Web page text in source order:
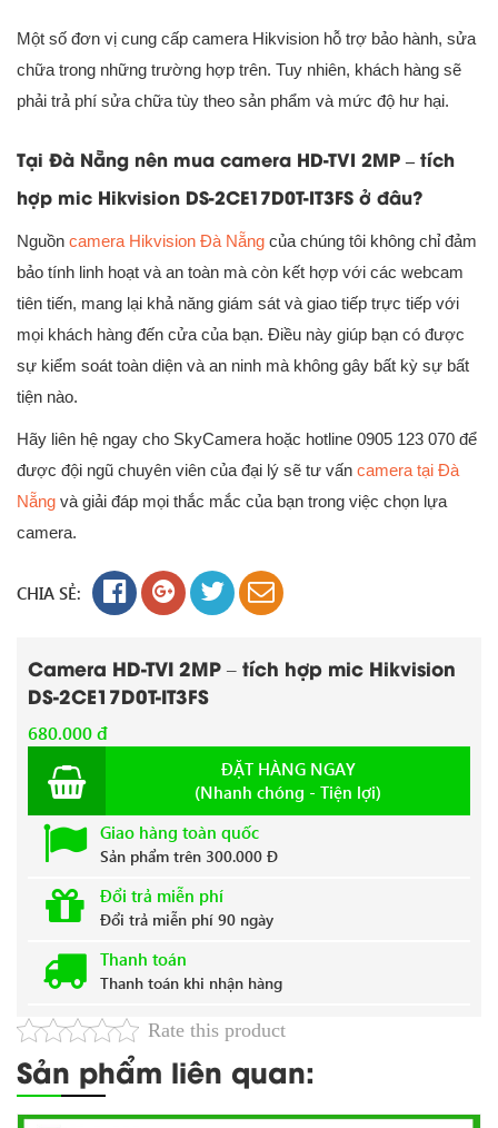
Một số đơn vị cung cấp camera Hikvision hỗ trợ bảo hành, sửa
chữa trong những trường hợp trên. Tuy nhiên, khách hàng sẽ
phải trả phí sửa chữa tùy theo sản phẩm và mức độ hư hại.
Tại Đà Nẵng nên mua camera HD-TVI 2MP – tích
hợp mic Hikvision DS-2CE17D0T-IT3FS ở đâu?
Nguồn camera Hikvision Đà Nẵng của chúng tôi không chỉ đảm
bảo tính linh hoạt và an toàn mà còn kết hợp với các webcam
tiên tiến, mang lại khả năng giám sát và giao tiếp trực tiếp với
mọi khách hàng đến cửa của bạn. Điều này giúp bạn có được
sự kiểm soát toàn diện và an ninh mà không gây bất kỳ sự bất
tiện nào.
Hãy liên hệ ngay cho SkyCamera hoặc hotline 0905 123 070 để
được đội ngũ chuyên viên của đại lý sẽ tư vấn camera tại Đà
Nẵng và giải đáp mọi thắc mắc của bạn trong việc chọn lựa
camera.
CHIA SẺ:
Camera HD-TVI 2MP – tích hợp mic Hikvision
DS-2CE17D0T-IT3FS
680.000 đ
ĐẶT HÀNG NGAY
(Nhanh chóng - Tiện lợi)
Giao hàng toàn quốc
Sản phẩm trên 300.000 Đ
Đổi trả miễn phí
Đổi trả miễn phí 90 ngày
Thanh toán
Thanh toán khi nhận hàng
Rate this product
Sản phẩm liên quan: